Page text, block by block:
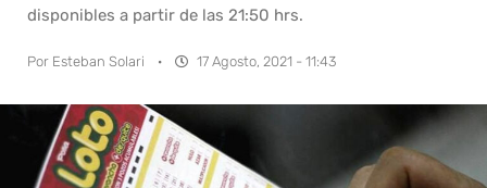
disponibles a partir de las 21:50 hrs.
Por Esteban Solari · 17 Agosto, 2021 - 11:43